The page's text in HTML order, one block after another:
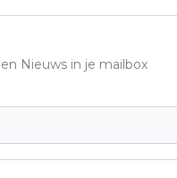
Nieuws in je mailbox